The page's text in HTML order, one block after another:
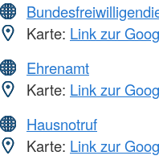
Karte: Link zur
Ehrenamt
Karte: Link zur
Hausnotruf
Karte: Link zur